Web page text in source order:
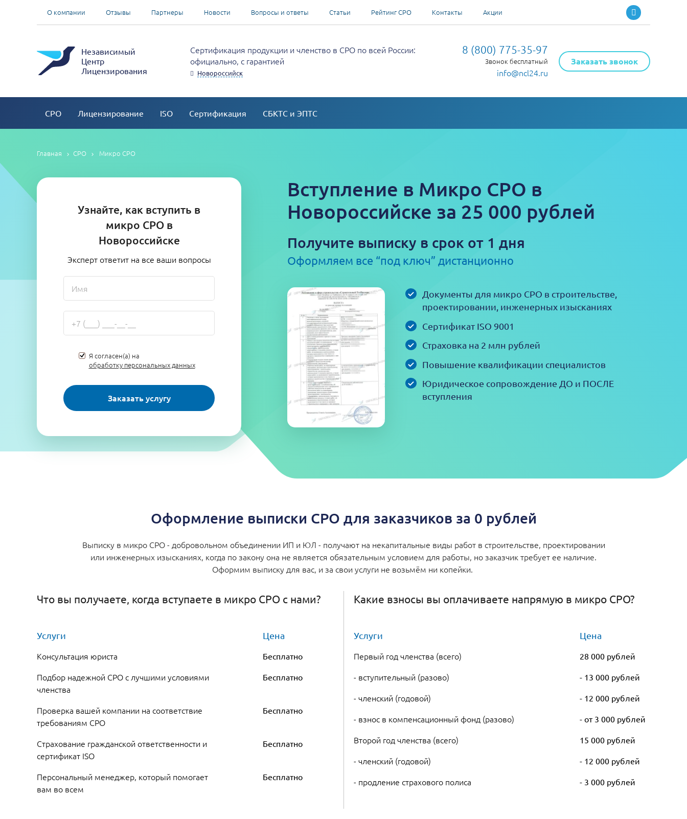
О компании Отзывы Партнеры Новости Вопросы и ответы Статьи Рейтинг СРО Контакты Акции
Независимый
Центр
Лицензирования
Сертификация продукции и членство в СРО по всей России:
официально, с гарантией
Новороссийск
8 (800) 775-35-97
Звонок бесплатный
info@ncl24.ru
Заказать звонок
СРО Лицензирование ISO Сертификация СБКТС и ЭПТС
Главная СРО Микро СРО
Узнайте, как вступить в
микро СРО в
Новороссийске
Эксперт ответит на все ваши вопросы
Я согласен(а) на
обработку персональных данных
Заказать услугу
Вступление в Микро СРО в
Новороссийске за 25 000 рублей
Получите выписку в срок от 1 дня
Оформляем все “под ключ” дистанционно
Документы для микро СРО в строительстве,
проектировании, инженерных изысканиях
Сертификат ISO 9001
Страховка на 2 млн рублей
Повышение квалификации специалистов
Юридическое сопровождение ДО и ПОСЛЕ
вступления
Оформление выписки СРО для заказчиков за 0 рублей
Выписку в микро СРО - добровольном объединении ИП и ЮЛ - получают на некапитальные виды работ в строительстве, проектировании
или инженерных изысканиях, когда по закону она не является обязательным условием для работы, но заказчик требует ее наличие.
Оформим выписку для вас, и за свои услуги не возьмём ни копейки.
Что вы получаете, когда вступаете в микро СРО с нами?
Услуги Цена
Консультация юриста Бесплатно
Подбор надежной СРО с лучшими условиями
членства
Бесплатно
Проверка вашей компании на соответствие
требованиям СРО
Бесплатно
Страхование гражданской ответственности и
сертификат ISO
Бесплатно
Персональный менеджер, который помогает
вам во всем
Бесплатно
Какие взносы вы оплачиваете напрямую в микро СРО?
Услуги Цена
Первый год членства (всего) 28 000 рублей
- вступительный (разово) - 13 000 рублей
- членский (годовой) - 12 000 рублей
- взнос в компенсационный фонд (разово) - от 3 000 рублей
Второй год членства (всего) 15 000 рублей
- членский (годовой) - 12 000 рублей
- продление страхового полиса - 3 000 рублей